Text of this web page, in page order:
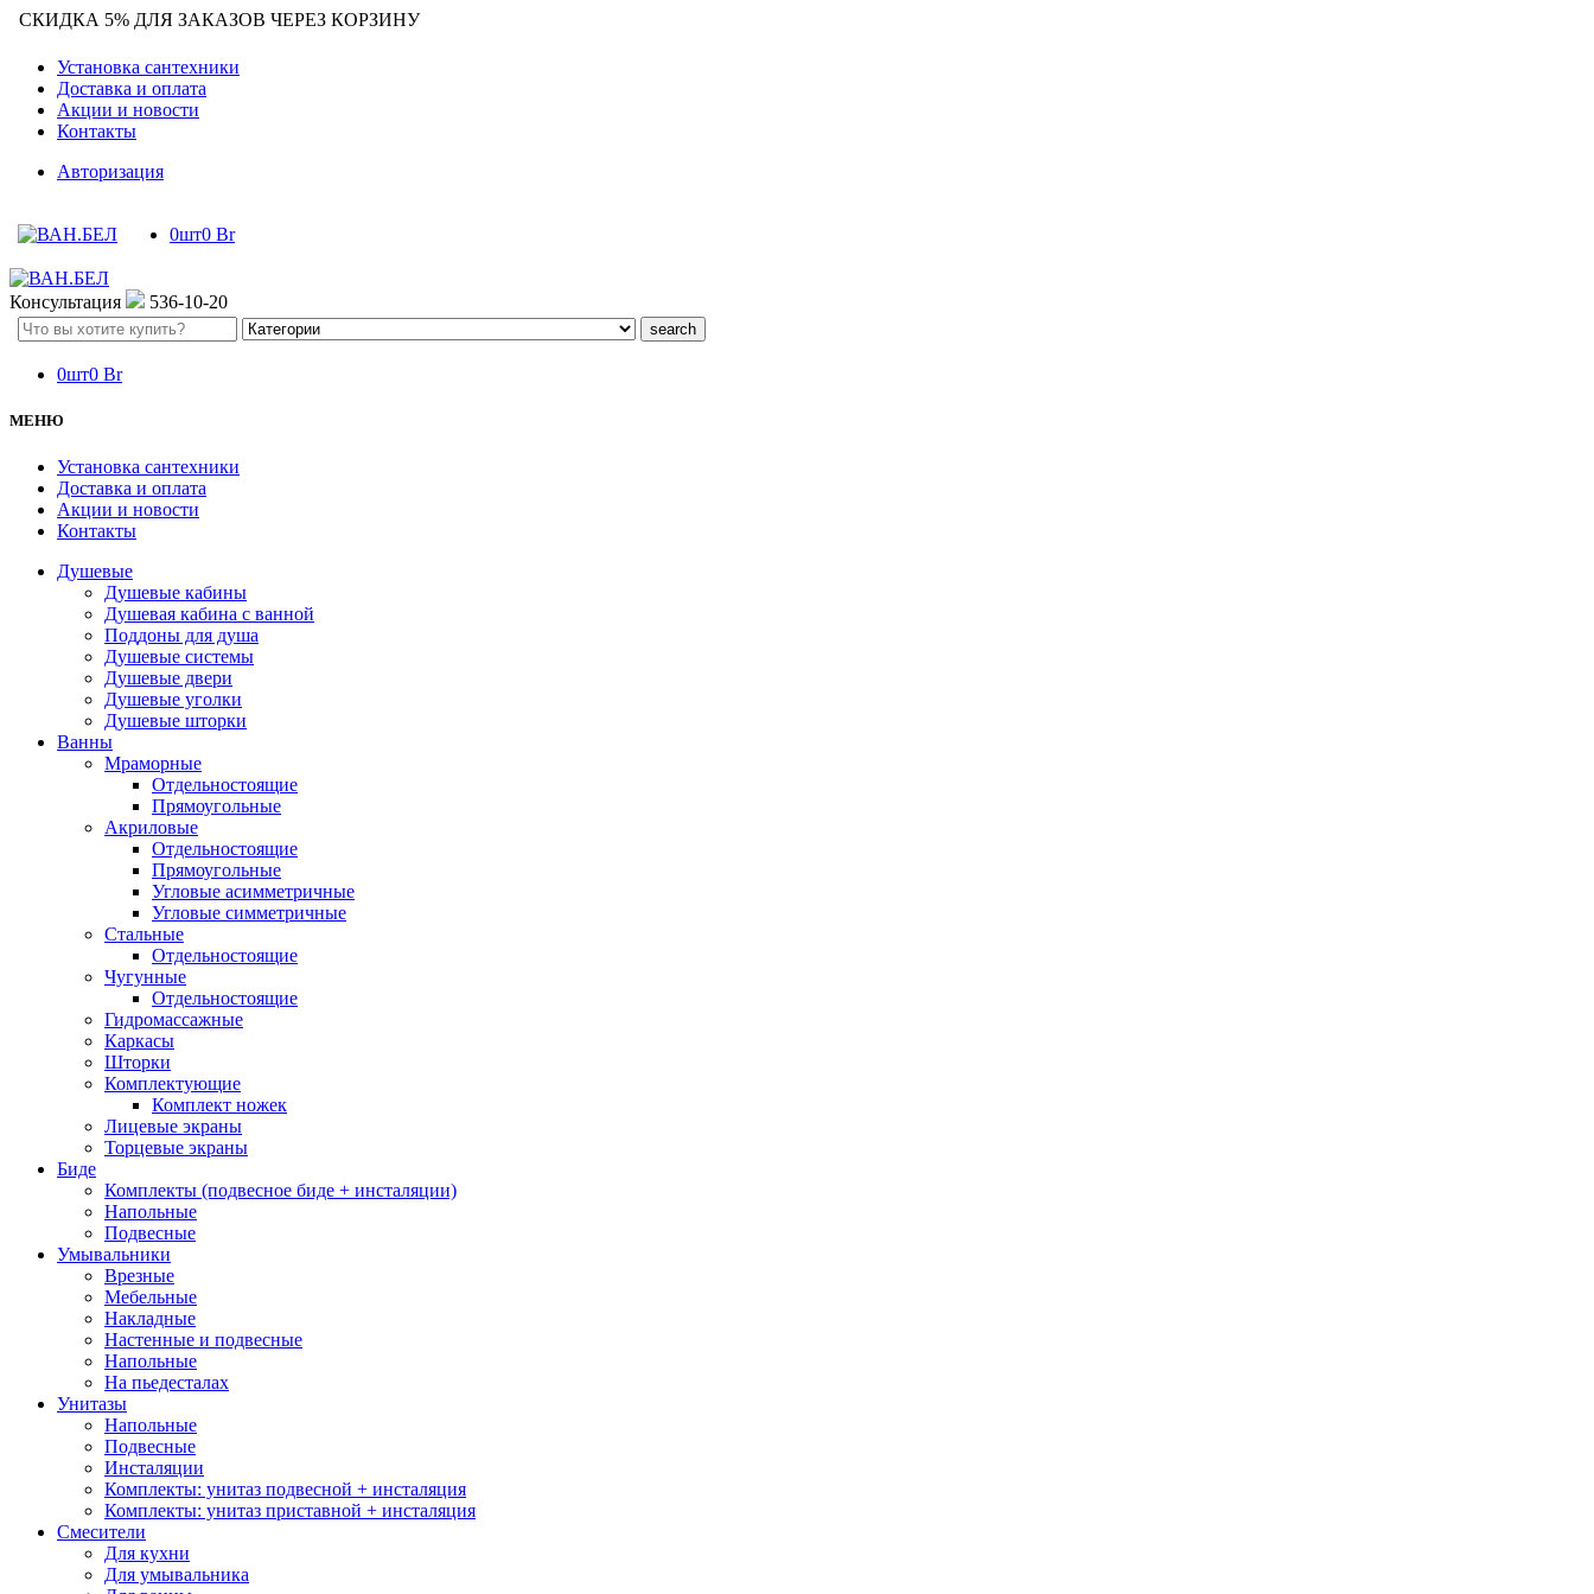
СКИДКА 5% ДЛЯ ЗАКАЗОВ ЧЕРЕЗ КОРЗИНУ
Установка сантехники
Доставка и оплата
Акции и новости
Контакты
Авторизация
0шт0 Br
Консультация
536-10-20
Search
here
0шт0 Br
МЕНЮ
Установка сантехники
Доставка и оплата
Акции и новости
Контакты
Душевые
Душевые кабины
Душевая кабина с ванной
Поддоны для душа
Душевые системы
Душевые двери
Душевые уголки
Душевые шторки
Ванны
Мраморные
Отдельностоящие
Прямоугольные
Акриловые
Отдельностоящие
Прямоугольные
Угловые асимметричные
Угловые симметричные
Стальные
Отдельностоящие
Чугунные
Отдельностоящие
Гидромассажные
Каркасы
Шторки
Комплектующие
Комплект ножек
Лицевые экраны
Торцевые экраны
Биде
Комплекты (подвесное биде + инсталяции)
Напольные
Подвесные
Умывальники
Врезные
Мебельные
Накладные
Настенные и подвесные
Напольные
На пьедесталах
Унитазы
Напольные
Подвесные
Инсталяции
Комплекты: унитаз подвесной + инсталяция
Комплекты: унитаз приставной + инсталяция
Смесители
Для кухни
Для умывальника